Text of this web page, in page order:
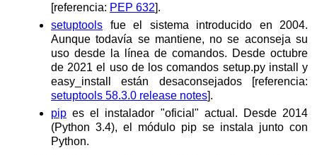
[referencia: PEP 632].
setuptools fue el sistema introducido en 2004.
Aunque todavía se mantiene, no se aconseja su
uso desde la línea de comandos. Desde octubre
de 2021 el uso de los comandos setup.py install y
easy_install están desaconsejados [referencia:
setuptools 58.3.0 release notes].
pip es el instalador "oficial" actual. Desde 2014
(Python 3.4), el módulo pip se instala junto con
Python.